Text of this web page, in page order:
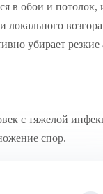
в обои и потолок,
локального
убирает
с тяжелой
спор.